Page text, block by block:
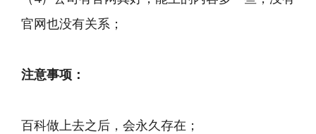
官网也没有关系；
注意事项：
百科做上去之后，会永久存在；